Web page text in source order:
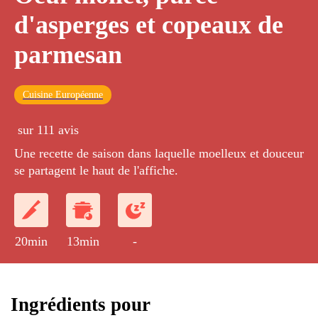
d'asperges et copeaux de
parmesan
Cuisine Européenne
sur 111 avis
Une recette de saison dans laquelle moelleux et douceur
se partagent le haut de l'affiche.
20min 13min -
Ingrédients pour